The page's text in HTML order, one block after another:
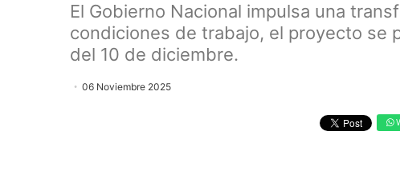
El Gobierno Nacional impulsa una
condiciones de trabajo, el proyecto se
del 10 de diciembre.
06 Noviembre 2025